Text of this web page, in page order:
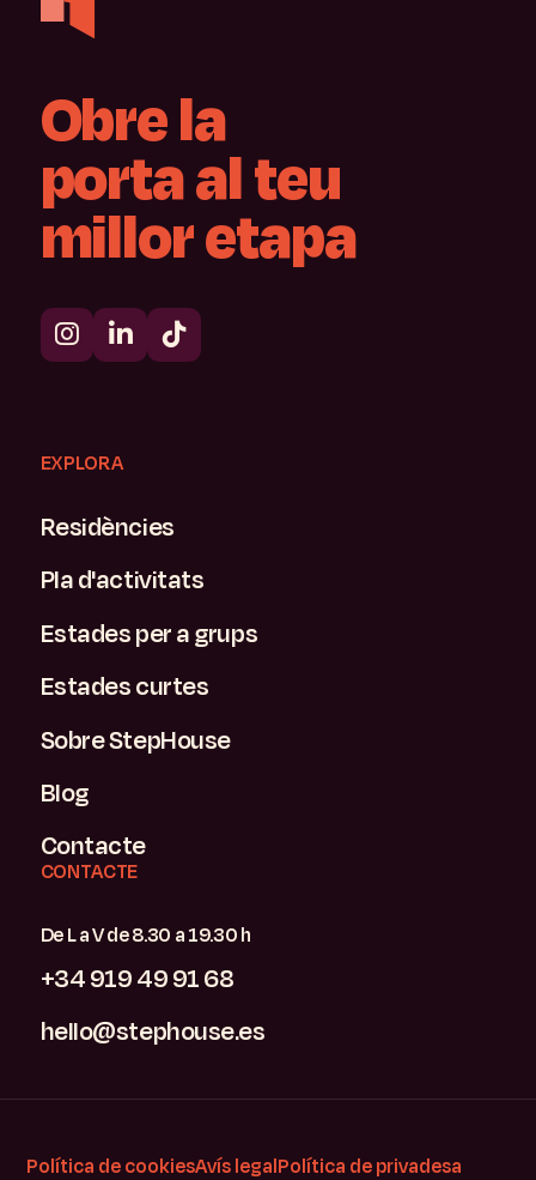
Obrela
portaalteu
milloretapa
EXPLORA
Residències
Pla d'activitats
Estades per a grups
Estades curtes
Sobre StepHouse
Blog
Contacte
CONTACTE
De L a V de 8.30 a 19.30 h
+34 919 49 91 68
hello@stephouse.es
Política de cookiesAvís legalPolítica de privadesa